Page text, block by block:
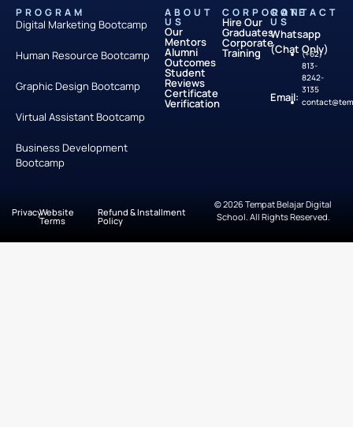
PROGRAM
Digital Marketing Bootcamp
Human Resource Bootcamp
Graphic Design Bootcamp
Virtual Assistant Bootcamp
Business Development
Bootcamp
ABOUT
US
Our
Mentors
Alumni
Outcomes
Student
Reviews
Certificate
Verification
CORPORATE
Hire Our
Graduates
Corporate
Training
CONTACT
US
Whatsapp
(Chat Only)
(+62)
813-
8242-
3135
Email:
PrivacyWebsite
Terms
Refund & Installment
Policy
© 2026 Tempat Belajar Digital
School. All Rights Reserved.